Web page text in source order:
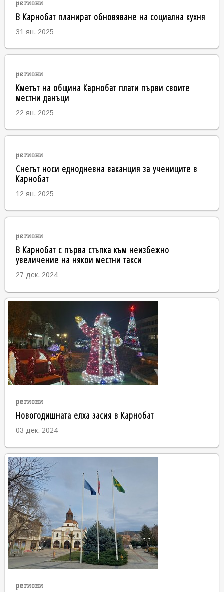
региони
В Карнобат планират обновяване на социална кухня
31 ян. 2025
региони
Кметът на община Карнобат плати първи своите
местни данъци
22 ян. 2025
региони
Снегът носи еднодневна ваканция за учениците в
Карнобат
12 ян. 2025
региони
В Карнобат с първа стъпка към неизбежно
увеличение на някои местни такси
27 дек. 2024
региони
Новогодишната елха засия в Карнобат
03 дек. 2024
региони